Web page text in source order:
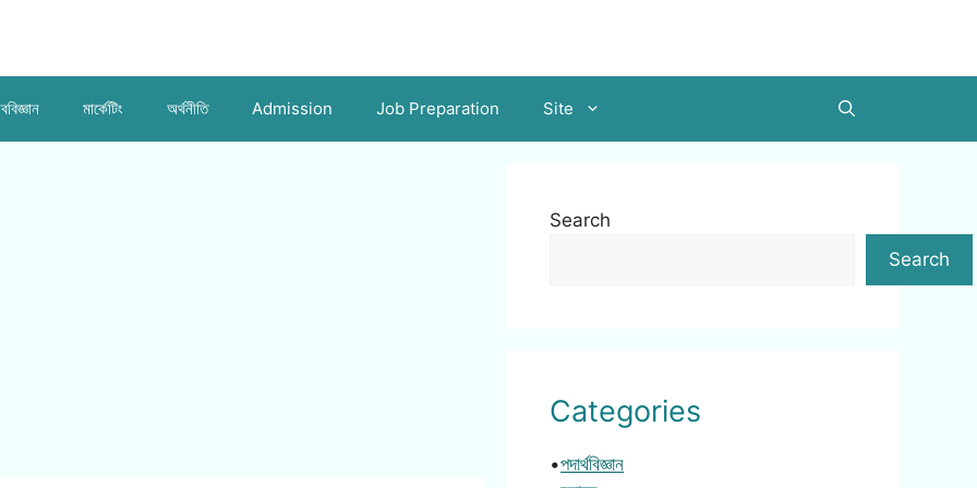
মার্কেটিং অর্থনীতি Admission Job Preparation Site
Search
Search
Categories
•পদার্থবিজ্ঞান